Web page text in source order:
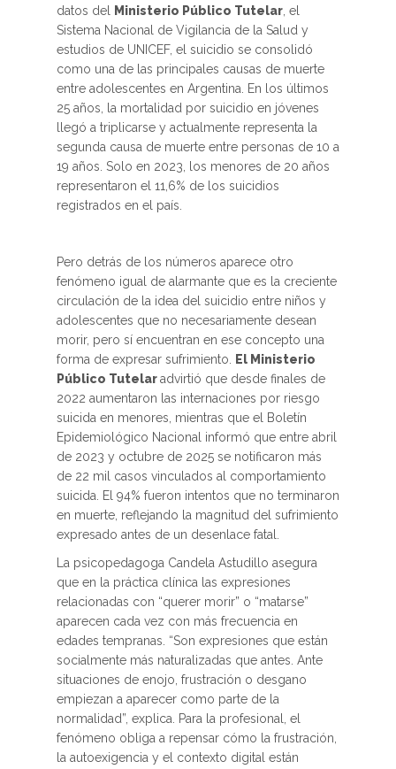
datos del
Ministerio Público Tutelar , el
Sistema Nacional de Vigilancia de la Salud y
estudios de UNICEF, el suicidio se consolidó
como una de las principales causas de muerte
entre adolescentes en Argentina. En los últimos
25 años, la mortalidad por suicidio en jóvenes
llegó a triplicarse y actualmente representa la
segunda causa de muerte entre personas de 10 a
19 años. Solo en 2023, los menores de 20 años
representaron el 11,6% de los suicidios
registrados en el país.
Pero detrás de los números aparece otro
fenómeno igual de alarmante que es la creciente
circulación de la idea del suicidio entre niños y
adolescentes que no necesariamente desean
morir, pero sí encuentran en ese concepto una
forma de expresar sufrimiento.
El Ministerio
Público Tutelaradvirtió que desde finales de
2022 aumentaron las internaciones por riesgo
suicida en menores, mientras que el Boletín
Epidemiológico Nacional informó que entre abril
de 2023 y octubre de 2025 se notificaron más
de 22 mil casos vinculados al comportamiento
suicida. El 94% fueron intentos que no terminaron
en muerte, reflejando la magnitud del sufrimiento
expresado antes de un desenlace fatal.
La psicopedagoga Candela Astudillo asegura
que en la práctica clínica las expresiones
relacionadas con “querer morir” o “matarse”
aparecen cada vez con más frecuencia en
edades tempranas. “Son expresiones que están
socialmente más naturalizadas que antes. Ante
situaciones de enojo, frustración o desgano
empiezan a aparecer como parte de la
normalidad”, explica. Para la profesional, el
fenómeno obliga a repensar cómo la frustración,
la autoexigencia y el contexto digital están